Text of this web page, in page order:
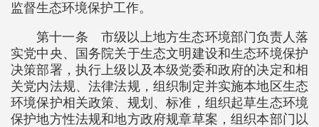
监督生态环境保护工作。
第十一条 市级以上地方生态环境部门负责人落
实党中央、国务院关于生态文明建设和生态环境保护
决策部署，执行上级以及本级党委和政府的决定和相
关党内法规、法律法规，组织制定并实施本地区生态
环境保护相关政策、规划、标准，组织起草生态环境
保护地方性法规和地方政府规章草案，组织本部门以